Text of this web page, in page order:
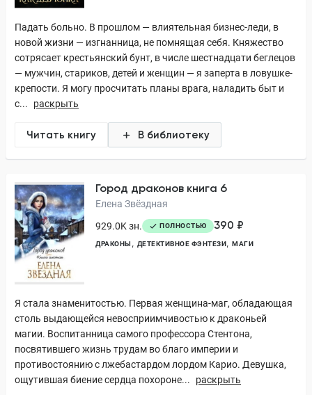
Падать больно. В прошлом — влиятельная бизнес-леди, в
новой жизни — изгнанница, не помнящая себя. Княжество
сотрясает крестьянский бунт, в числе шестнадцати беглецов
— мужчин, стариков, детей и женщин — я заперта в ловушке-
крепости. Я могу просчитать планы врага, наладить быт и
с...
раскрыть
Читать книгу В библиотеку
Город драконов книга 6
Елена Звёздная
929.0K зн.
ПОЛНОСТЬЮ 390 ₽
ДРАКОНЫ ДЕТЕКТИВНОЕ ФЭНТЕЗИ МАГИ
Я стала знаменитостью. Первая женщина-маг, обладающая
столь выдающейся невосприимчивостью к драконьей
магии. Воспитанница самого профессора Стентона,
посвятившего жизнь трудам во благо империи и
противостоянию с лжебастардом лордом Карио. Девушка,
ощутившая биение сердца похороне...
раскрыть